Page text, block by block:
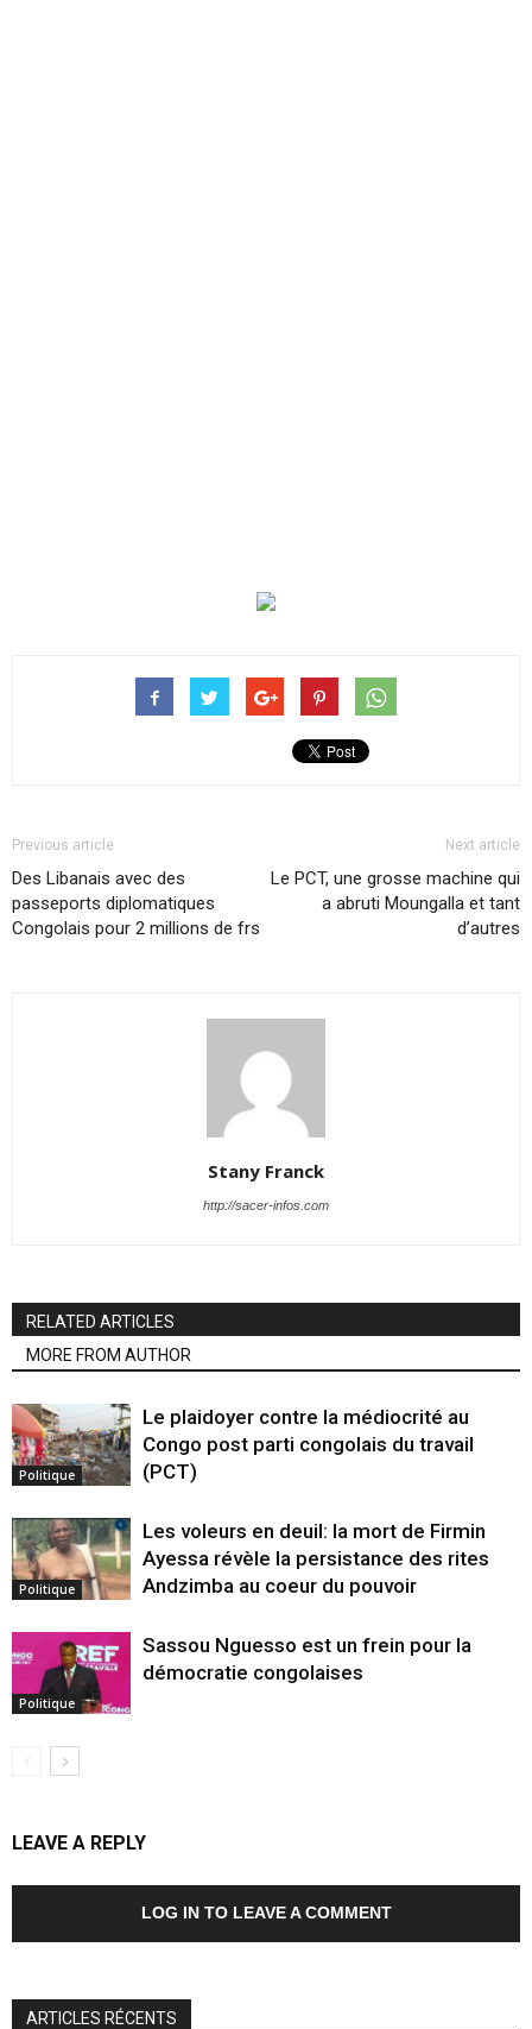
Previous article
Des Libanais avec des
passeports diplomatiques
Congolais pour 2 millions de frs
Next article
Le PCT, une grosse machine qui
a abruti Moungalla et tant
d’autres
Stany Franck
http://sacer-infos.com
RELATED ARTICLES
MORE FROM AUTHOR
Politique
Le plaidoyer contre la médiocrité au
Congo post parti congolais du travail
(PCT)
Politique
Les voleurs en deuil: la mort de Firmin
Ayessa révèle la persistance des rites
Andzimba au coeur du pouvoir
Politique
Sassou Nguesso est un frein pour la
démocratie congolaises
LEAVE A REPLY
LOG IN TO LEAVE A COMMENT
ARTICLES RÉCENTS